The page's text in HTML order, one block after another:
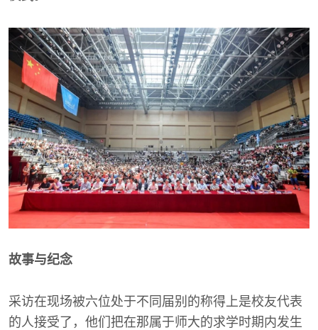
故事与纪念
采访在现场被六位处于不同届别的称得上是校友代表
的人接受了，他们把在那属于师大的求学时期内发生